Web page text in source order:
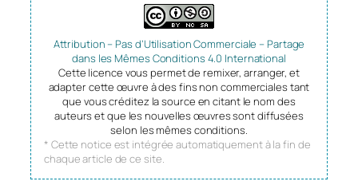
Attribution – Pas d’Utilisation Commerciale – Partage
dans les Mêmes Conditions 4.0 International
Cette licence vous permet de remixer, arranger, et
adapter cette œuvre à des fins non commerciales tant
que vous créditez la source en citant le nom des
auteurs et que les nouvelles œuvres sont diffusées
selon les mêmes conditions.
* Cette notice est intégrée automatiquement à la fin de
chaque article de ce site.